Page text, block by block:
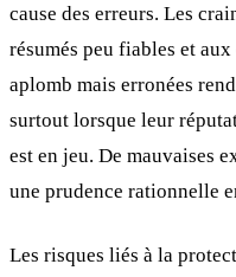
cause des erreurs. Les
résumés peu fiables et
aplomb mais erronées
surtout lorsque leur
est en jeu. De mauvaises
une prudence rationnelle
Les risques liés à la